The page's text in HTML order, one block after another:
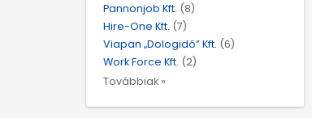
Pannonjob Kft. (8)
Hire-One Kft. (7)
Viapan „Dologidő” Kft. (6)
Work Force Kft. (2)
Továbbiak »